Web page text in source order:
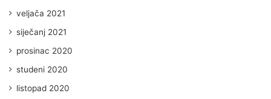
veljača 2021
siječanj 2021
prosinac 2020
studeni 2020
listopad 2020